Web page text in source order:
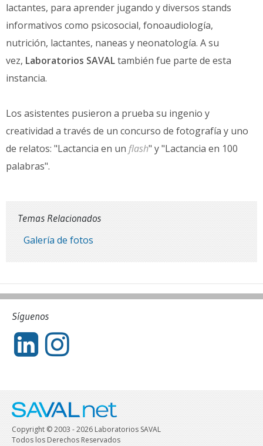
lactantes, para aprender jugando y diversos stands
informativos como psicosocial, fonoaudiología,
nutrición, lactantes, naneas y neonatología. A su
vez, Laboratorios SAVALtambién fue parte de esta
instancia.
Los asistentes pusieron a prueba su ingenio y
creatividad a través de un concurso de fotografía y uno
de relatos: "Lactancia en un flash" y "Lactancia en 100
palabras".
Temas Relacionados
Galería de fotos
Síguenos
Copyright © 2003 - 2026 Laboratorios SAVAL
Todos los Derechos Reservados